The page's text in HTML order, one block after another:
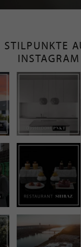
STILPUNKTE
INSTAGRAM